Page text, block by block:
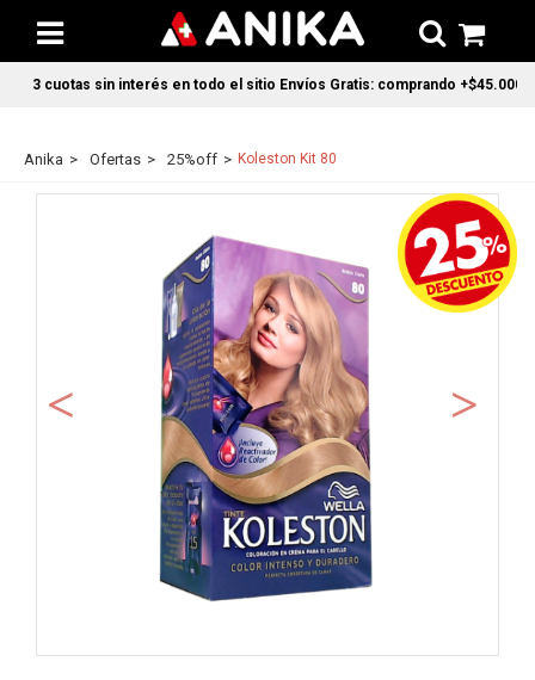
3 cuotas sin interés en todo el sitio Envíos Gratis: comprando +$45.000 en
Anika Ofertas 25%off Koleston Kit 80